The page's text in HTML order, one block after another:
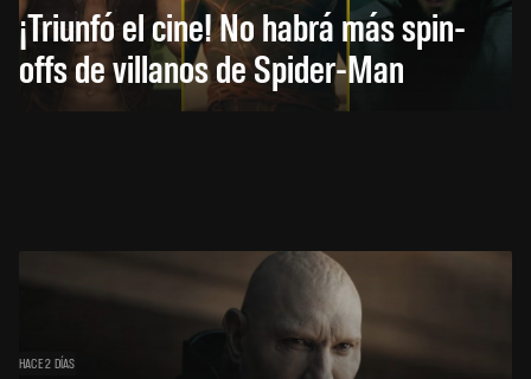
¡Triunfó el cine! No habrá más spin-
offs de villanos de Spider-Man
HACE 2 DÍAS